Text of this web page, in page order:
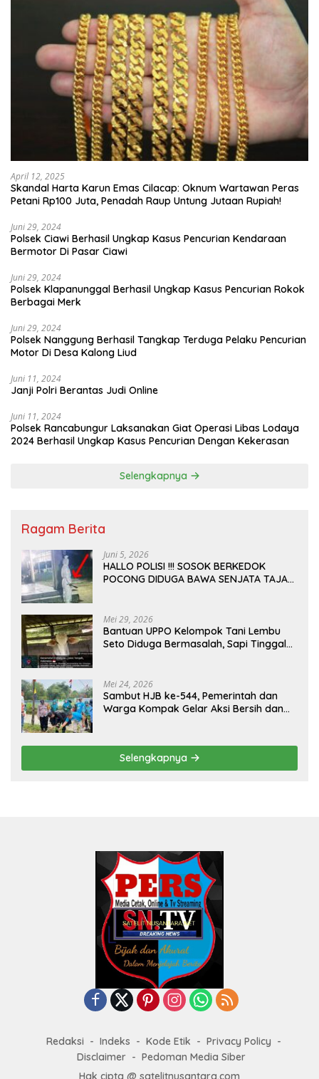
April 12, 2025
Skandal Harta Karun Emas Cilacap: Oknum Wartawan Peras
Petani Rp100 Juta, Penadah Raup Untung Jutaan Rupiah!
Juni 29, 2024
Polsek Ciawi Berhasil Ungkap Kasus Pencurian Kendaraan
Bermotor Di Pasar Ciawi
Juni 29, 2024
Polsek Klapanunggal Berhasil Ungkap Kasus Pencurian Rokok
Berbagai Merk
Juni 29, 2024
Polsek Nanggung Berhasil Tangkap Terduga Pelaku Pencurian
Motor Di Desa Kalong Liud
Juni 11, 2024
Janji Polri Berantas Judi Online
Juni 11, 2024
Polsek Rancabungur Laksanakan Giat Operasi Libas Lodaya
2024 Berhasil Ungkap Kasus Pencurian Dengan Kekerasan
Selengkapnya
Ragam Berita
Juni 5, 2026
HALLO POLISI !!! SOSOK BERKEDOK
POCONG DIDUGA BAWA SENJATA TAJAM
Mei 29, 2026
Bantuan UPPO Kelompok Tani Lembu
Seto Diduga Bermasalah, Sapi Tinggal
Mei 24, 2026
Sambut HJB ke-544, Pemerintah dan
Warga Kompak Gelar Aksi Bersih dan
Selengkapnya
Redaksi Indeks Kode Etik
Privacy Policy
Disclaimer
Pedoman Media Siber
Hak cipta @ satelitnusantara.com